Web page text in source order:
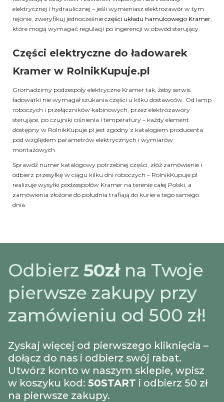
elektrycznej i hydraulicznej – jeśli wymieniasz elektrozawór w tym
rejonie, zweryfikuj jednocześnie części układu hamulcowego Kramer
które mogą wymagać regulacji po ingerencji w obwód sterujący.
Części elektryczne do ładowarek
Kramer w RolnikKupuje.pl
Gromadzimy podzespoły elektryczne Kramer tak, żeby serwis
ładowarki nie wymagał szukania części u kilku dostawców. Od lamp
roboczych i przełączników kabinowych, przez elektrozawory
sterujące, po czujniki ciśnienia i temperatury – każdy element
dostępny w RolnikKupuje.pl jest zgodny z katalogiem producenta
pod względem parametrów elektrycznych i wymiarów
montażowych.
Sprawdź numer katalogowy potrzebnej części, złóż zamówienie i
odbierz przesyłkę w ciągu kilku dni roboczych – RolnikKupuje.pl
realizuje wysyłki podzespołów Kramer na terenie całej Polski, a
zamówienia złożone do południa trafiają do kuriera tego samego
dnia.
Odbierz 50złna Twoje
pierwsze zakupy przy
zamówieniu od 500 zł!
Zyskaj więcej od pierwszego kliknięcia –
dołącz do nas i odbierz swój rabat.
Utwórz konto w naszym sklepie, wpisz
w koszyku kod: 50START i odbierz 50 zł
na pierwsze zakupy.